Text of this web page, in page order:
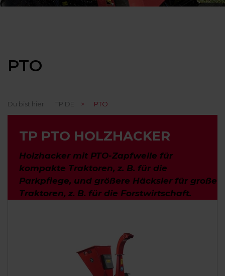
PTO
Du bist hier: TP DE > PTO
TP PTO HOLZHACKER
Holzhacker mit PTO-Zapfwelle für
kompakte Traktoren, z. B. für die
Parkpflege, und größere Häcksler für große
Traktoren, z. B. für die Forstwirtschaft.